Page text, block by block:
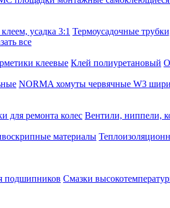
усадка 3:1 Термоусадочные
все
клеевые Клей полиуретановый
NORMA хомуты червячные W3
для ремонта колес Вентили, ниппели,
материалы
подшипников Смазки